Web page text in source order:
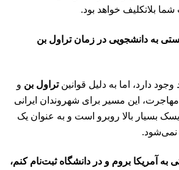
بلاتکلیف خواهد بود.
به دانشجویی در زمان تراول بن
وجود دارد، اما به دلیل قوانینتراول بن و
این مسیر برای شهروندان ایرانی
بسیار بالا روبرو است و به عنوان یک
نمی‌شود.
به آمریکا بروم و در دانشگاه ثبت‌نام کنم،